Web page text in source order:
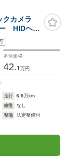
クカメラ
HIDヘッ
DVD再
本体価格
42. 1万円
走行 6.5万km
修復
なし
整備
法定整備付